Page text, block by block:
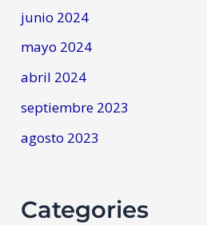
junio 2024
mayo 2024
abril 2024
septiembre 2023
agosto 2023
Categories